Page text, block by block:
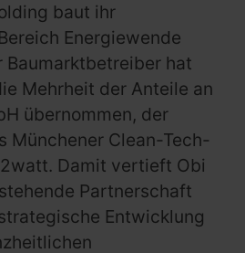
baut ihr
Energiewende
Baumarktbetreiber hat
Mehrheit der Anteile an
übernommen, der
Münchener Clean-Tech-
Damit vertieft Obi
Partnerschaft
Entwicklung